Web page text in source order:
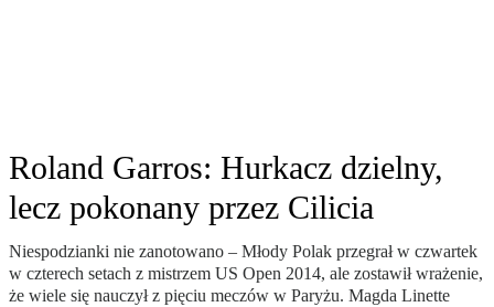
Roland Garros: Hurkacz dzielny,
lecz pokonany przez Cilicia
Niespodzianki nie zanotowano – Młody Polak przegrał w czwartek
w czterech setach z mistrzem US Open 2014, ale zostawił wrażenie,
że wiele się nauczył z pięciu meczów w Paryżu. Magda Linette